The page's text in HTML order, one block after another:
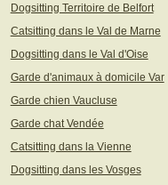
Dogsitting Territoire de Belfort
Catsitting dans le Val de Marne
Dogsitting dans le Val d'Oise
Garde d'animaux à domicile Var
Garde chien Vaucluse
Garde chat Vendée
Catsitting dans la Vienne
Dogsitting dans les Vosges